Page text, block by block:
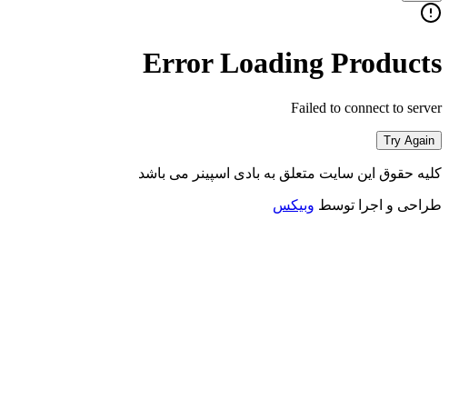
Error Loading Products
Failed to connect to server
Try Again
کلیه حقوق این سایت متعلق به بادی اسپینر می باشد
طراحی و اجرا توسط وبیکس